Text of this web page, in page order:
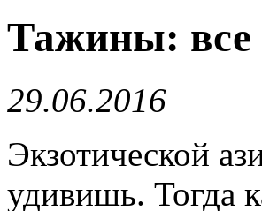
​Тажины: все
29.06.2016
Экзотической
удивишь. Тогда